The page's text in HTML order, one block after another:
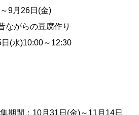
9月26日(金)
ながらの豆腐作り
日(水)10:00～12:30
期間：10月31日(金)～11月14日